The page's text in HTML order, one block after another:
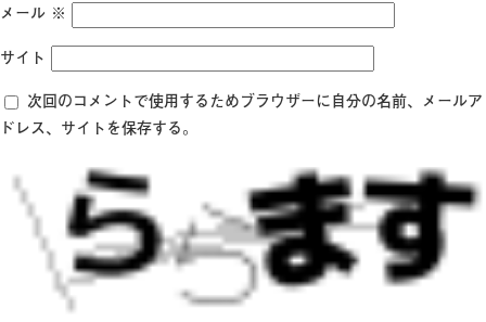
メール ※
サイト
次回のコメントで使用するためブラウザーに自分の名前、メールア
ドレス、サイトを保存する。